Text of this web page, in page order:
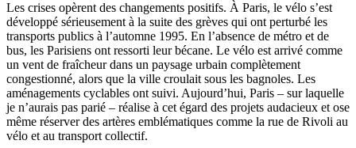
Les crises opèrent des changements positifs. À Paris, le vélo s’est
développé sérieusement à la suite des grèves qui ont perturbé les
transports publics à l’automne 1995. En l’absence de métro et de
bus, les Parisiens ont ressorti leur bécane. Le vélo est arrivé comme
un vent de fraîcheur dans un paysage urbain complètement
congestionné, alors que la ville croulait sous les bagnoles. Les
aménagements cyclables ont suivi. Aujourd’hui, Paris – sur laquelle
je n’aurais pas parié – réalise à cet égard des projets audacieux et ose
même réserver des artères emblématiques comme la rue de Rivoli au
vélo et au transport collectif.